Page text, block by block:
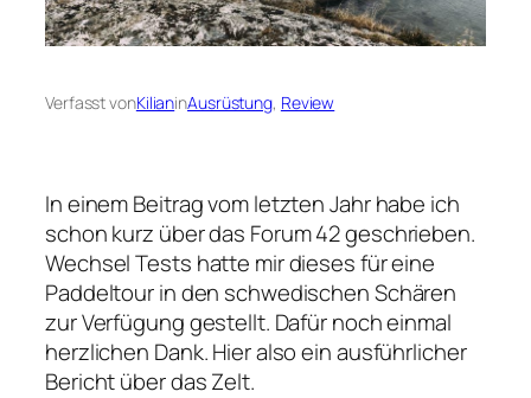
Verfasst vonKilianinAusrüstung, Review
In einem Beitrag vom letzten Jahr habe ich
schon kurz über das Forum 42 geschrieben.
Wechsel Tests hatte mir dieses für eine
Paddeltour in den schwedischen Schären
zur Verfügung gestellt. Dafür noch einmal
herzlichen Dank. Hier also ein ausführlicher
Bericht über das Zelt.